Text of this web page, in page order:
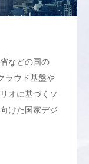
などの国の
ラウド基盤や
オに基づくソ
けた国家デジ